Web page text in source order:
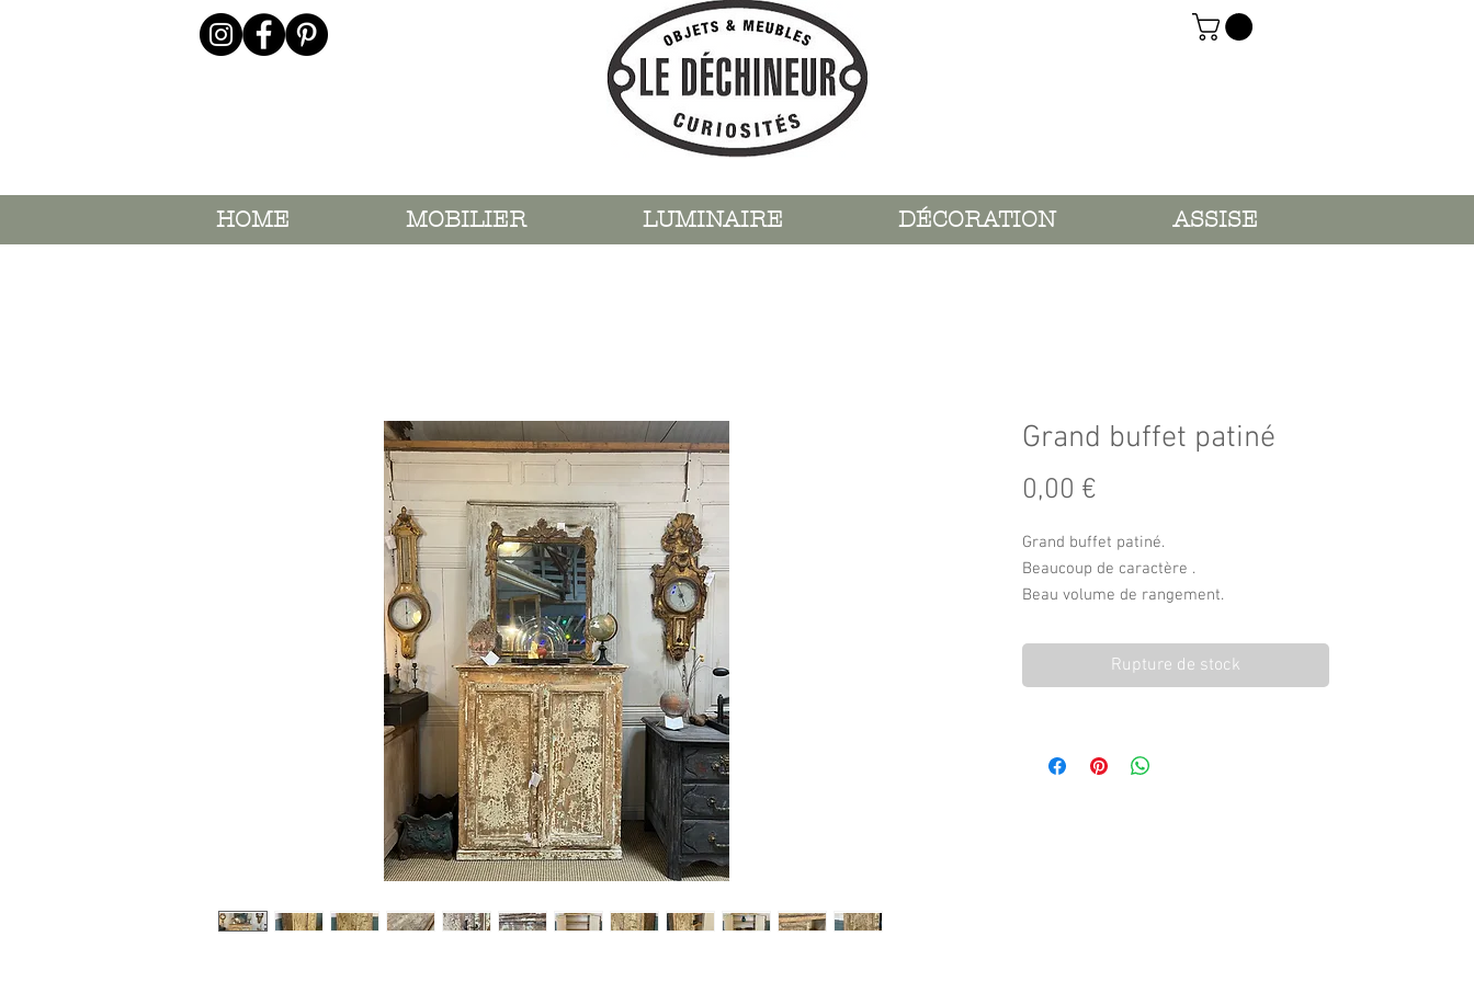
HOME MOBILIER LUMINAIRE DÉCORATION ASSISE
Grand buffet patiné
0,00 €
Grand buffet patiné.
Beaucoup de caractère .
Beau volume de rangement.
43 cm de profondeur
121 cm de hauteurRupture de stock